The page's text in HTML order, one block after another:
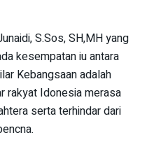
S.Sos, SH,MH yang
kesempatan iu antara
Kebangsaan adalah
rakyat Idonesia merasa
serta terhindar dari